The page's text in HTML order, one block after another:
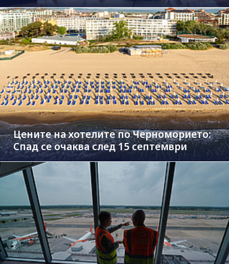
Цените на хотелите по Черноморието:
Спад се очаква след 15 септември